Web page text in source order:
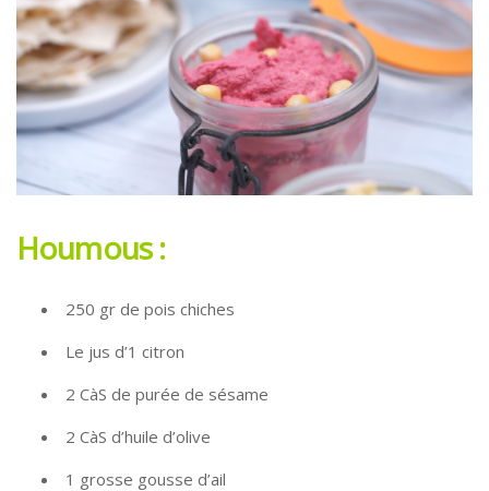
Houmous :
250 gr de pois chiches
Le jus d’1 citron
2 CàS de purée de sésame
2 CàS d’huile d’olive
1 grosse gousse d’ail